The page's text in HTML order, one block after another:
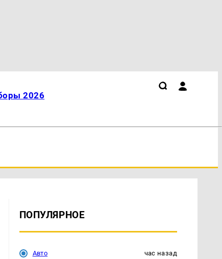
2026
ПОПУЛЯРНОЕ
Авто час назад